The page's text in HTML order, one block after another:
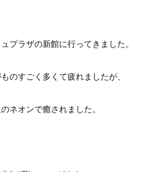
プラザの新館に行ってきました。
ものすごく多くて疲れましたが、
ネオンで癒されました。